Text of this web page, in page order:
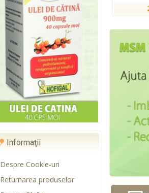
Informaţii
Despre Cookie-uri
Returnarea produselor